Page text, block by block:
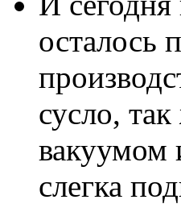
осталось
сусло,
вакуумом
слегка